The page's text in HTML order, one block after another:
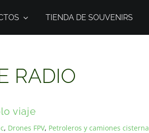
TIENDA DE SOUVENIRS
RADIO
viaje
, Drones FPV, Petroleros y camiones cisterna